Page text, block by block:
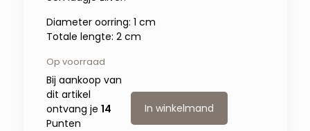
Diameter oorring: 1 cm
Totale lengte: 2 cm
Op voorraad
Bij aankoop van
dit artikel
ontvang je 14
Punten
In winkelmand